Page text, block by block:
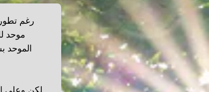
رغم تطور
موحد
الموحد
لكن وعلى